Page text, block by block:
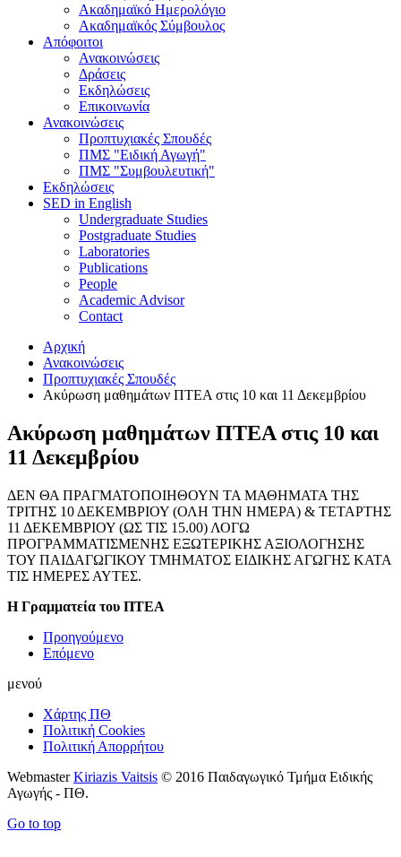
Ακαδημαϊκό Ημερολόγιο
Ακαδημαϊκός Σύμβουλος
Απόφοιτοι
Ανακοινώσεις
Δράσεις
Εκδηλώσεις
Επικοινωνία
Ανακοινώσεις
Προπτυχιακές Σπουδές
ΠΜΣ "Ειδική Αγωγή"
ΠΜΣ "Συμβουλευτική"
Εκδηλώσεις
SED in English
Undergraduate Studies
Postgraduate Studies
Laboratories
Publications
People
Academic Advisor
Contact
Αρχική
Ανακοινώσεις
Προπτυχιακές Σπουδές
Ακύρωση μαθημάτων ΠΤΕΑ στις 10 και 11 Δεκεμβρίου
Ακύρωση μαθημάτων ΠΤΕΑ στις 10 και
11 Δεκεμβρίου
ΔΕΝ ΘΑ ΠΡΑΓΜΑΤΟΠΟΙΗΘΟΥΝ ΤΑ ΜΑΘΗΜΑΤΑ ΤΗΣ
ΤΡΙΤΗΣ 10 ΔΕΚΕΜΒΡΙΟΥ (ΟΛΗ ΤΗΝ ΗΜΕΡΑ) & ΤΕΤΑΡΤΗΣ
11 ΔΕΚΕΜΒΡΙΟΥ (ΩΣ ΤΙΣ 15.00) ΛΟΓΩ
ΠΡΟΓΡΑΜΜΑΤΙΣΜΕΝΗΣ ΕΞΩΤΕΡΙΚΗΣ ΑΞΙΟΛΟΓΗΣΗΣ
ΤΟΥ ΠΑΙΔΑΓΩΓΙΚΟΥ ΤΜΗΜΑΤΟΣ ΕΙΔΙΚΗΣ ΑΓΩΓΗΣ ΚΑΤΑ
ΤΙΣ ΗΜΕΡΕΣ ΑΥΤΕΣ.
Η Γραμματεία του ΠΤΕΑ
Προηγούμενο
Επόμενο
μενού
Χάρτης ΠΘ
Πολιτική Cookies
Πολιτική Απορρήτου
WebmasterKiriazis Vaitsis © 2016 Παιδαγωγικό Τμήμα Ειδικής
Αγωγής - ΠΘ.
Go to top